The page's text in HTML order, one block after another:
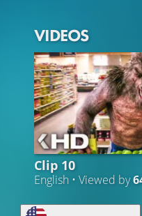
VIDEOS
Clip 10
English • Viewed by